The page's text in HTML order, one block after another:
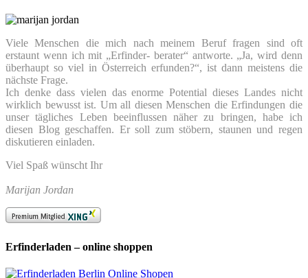
Viele Menschen die mich nach meinem Beruf fragen sind oft
erstaunt wenn ich mit „Erfinder- berater“ antworte. „Ja, wird denn
überhaupt so viel in Österreich erfunden?“, ist dann meistens die
nächste Frage.
Ich denke dass vielen das enorme Potential dieses Landes nicht
wirklich bewusst ist. Um all diesen Menschen die Erfindungen die
unser tägliches Leben beeinflussen näher zu bringen, habe ich
diesen Blog geschaffen. Er soll zum stöbern, staunen und regen
diskutieren einladen.
Viel Spaß wünscht Ihr
Marijan Jordan
Erfinderladen – online shoppen